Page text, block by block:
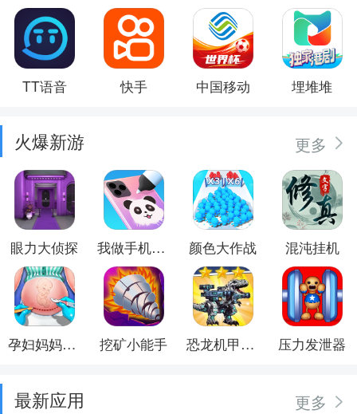
TT语音 快手 中国移动 埋堆堆
火爆新游 更多
眼力大侦探 我做手机壳特好看 颜色大作战 混沌挂机
孕妇妈妈日记 挖矿小能手 恐龙机甲射手 压力发泄器
最新应用 更多